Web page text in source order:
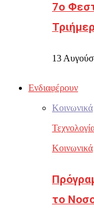
7ο
13
Ενδιαφέρουν
Κοινωνικά
Κοινωνικά
το